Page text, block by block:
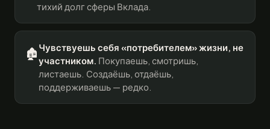
тихий долг сферы Вклада.
🏚️ Чувствуешь себя «потребителем» жизни, не
участником. Покупаешь, смотришь,
листаешь. Создаёшь, отдаёшь,
поддерживаешь — редко.